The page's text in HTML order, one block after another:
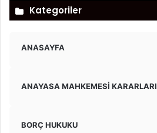
Kategoriler
ANASAYFA
ANAYASA MAHKEMESİ KARARLARI
BORÇ HUKUKU